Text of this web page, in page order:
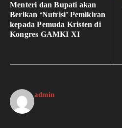
Menteri dan Bupati akan
Berikan ‘Nutrisi’ Pemikiran
kepada Pemuda Kristen di
Kongres GAMKI XI
admin